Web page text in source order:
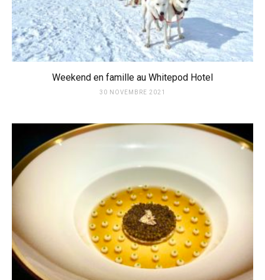
Weekend en famille au Whitepod Hotel
30 NOVEMBRE 2021